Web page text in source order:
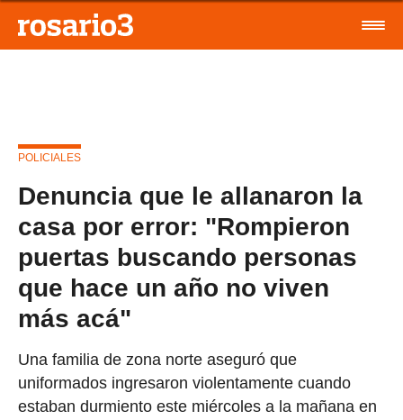
POLICIALES
Denuncia que le allanaron la
casa por error: "Rompieron
puertas buscando personas
que hace un año no viven
más acá"
Una familia de zona norte aseguró que
uniformados ingresaron violentamente cuando
estaban durmiento este miércoles a la mañana en